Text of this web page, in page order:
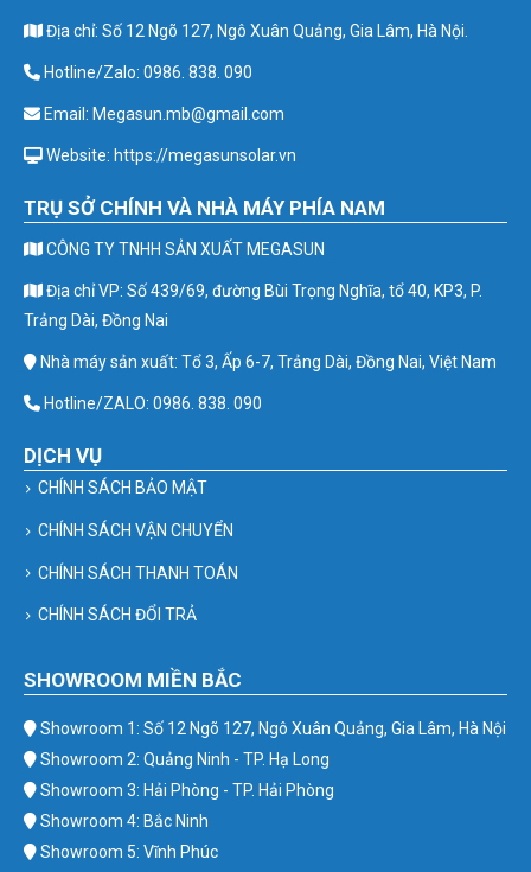
Địa chỉ: Số 12 Ngõ 127, Ngô Xuân Quảng, Gia Lâm, Hà Nội.
Hotline/Zalo: 0986. 838. 090
Email: Megasun.mb@gmail.com
Website: https://megasunsolar.vn
TRỤ SỞ CHÍNH VÀ NHÀ MÁY PHÍA NAM
CÔNG TY TNHH SẢN XUẤT MEGASUN
Địa chỉ VP: Số 439/69, đường Bùi Trọng Nghĩa, tổ 40, KP3, P.
Trảng Dài, Đồng Nai
Nhà máy sản xuất: Tổ 3, Ấp 6-7, Trảng Dài, Đồng Nai, Việt Nam
Hotline/ZALO: 0986. 838. 090
DỊCH VỤ
CHÍNH SÁCH BẢO MẬT
CHÍNH SÁCH VẬN CHUYỂN
CHÍNH SÁCH THANH TOÁN
CHÍNH SÁCH ĐỔI TRẢ
SHOWROOM MIỀN BẮC
Showroom 1: Số 12 Ngõ 127, Ngô Xuân Quảng, Gia Lâm, Hà Nội
Showroom 2: Quảng Ninh - TP. Hạ Long
Showroom 3: Hải Phòng - TP. Hải Phòng
Showroom 4: Bắc Ninh
Showroom 5: Vĩnh Phúc